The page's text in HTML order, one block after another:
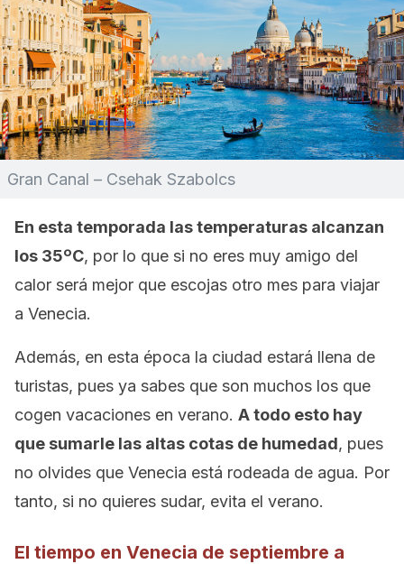
Gran Canal – Csehak Szabolcs
En esta temporada las temperaturas alcanzan
los 35ºC, por lo que si no eres muy amigo del
calor será mejor que escojas otro mes para viajar
a Venecia.
Además, en esta época la ciudad estará llena de
turistas, pues ya sabes que son muchos los que
cogen vacaciones en verano. A todo esto hay
que sumarle las altas cotas de humedad, pues
no olvides que Venecia está rodeada de agua. Por
tanto, si no quieres sudar, evita el verano.
El tiempo en Venecia de septiembre a